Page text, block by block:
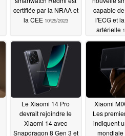
certifiée par la NRAA et
la CEE 10/25/2023
capable
l'ECG et
artérielle
Le Xiaomi 14 Pro
devrait rejoindre le
Xiaomi 14 avec
Snapdragon 8 Gen 3 et
Xiaomi
Les
indiquent
mondiale